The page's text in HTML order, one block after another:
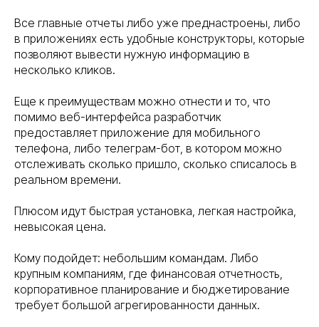
Все главные отчеты либо уже преднастроены, либо
в приложениях есть удобные конструкторы, которые
позволяют вывести нужную информацию в
несколько кликов.
Еще к преимуществам можно отнести и то, что
помимо веб-интерфейса разработчик
предоставляет приложение для мобильного
телефона, либо телеграм-бот, в котором можно
отслеживать сколько пришло, сколько списалось в
реальном времени.
Плюсом идут быстрая установка, легкая настройка,
невысокая цена.
Кому подойдет: небольшим командам. Либо
крупным компаниям, где финансовая отчетность,
корпоративное планирование и бюджетирование
требует большой агрегированности данных.